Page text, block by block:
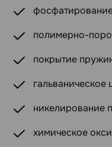
полимерно-
покрытие
никелирование
химическое